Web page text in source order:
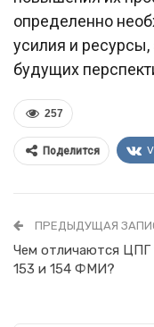
определенно
усилия и ресурсы,
будущих
257
Поделится
ПРЕДЫДУЩАЯ
Чем отличаются ЦПГ
153 и 154 ФМИ?